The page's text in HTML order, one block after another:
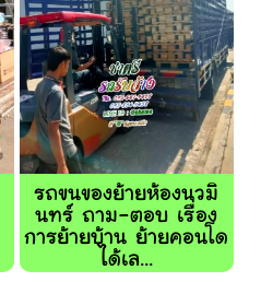
รถขนของย้ายห้องนวมิ
นทร์ ถาม-ตอบ เรื่อง
การย้ายบ้าน ย้ายคอนโด
ได้เล...